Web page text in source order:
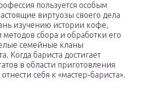
пользуется особым
виртуозы своего дела
изучению истории кофе,
методов сбора и обработки его
семейные кланы
Когда бариста достигает
в области приготовления
себя к «мастер-бариста».